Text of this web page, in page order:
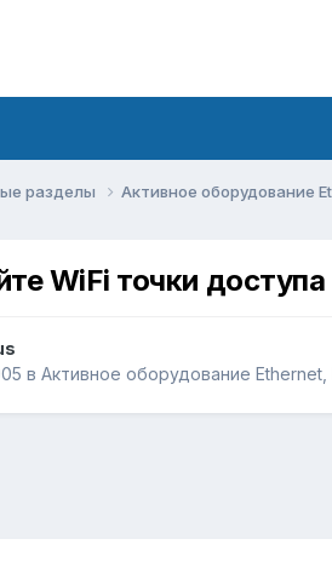
разделы Активное оборудование
WiFi точки доступа
в Активное оборудование Ethernet,